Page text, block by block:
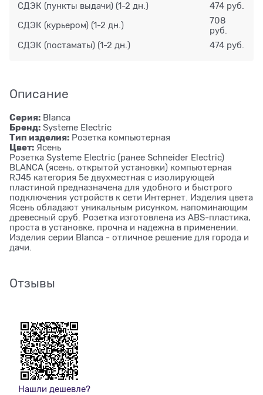
СДЭК (пункты выдачи) (1-2 дн.) 474 руб.
СДЭК (курьером) (1-2 дн.)
708
руб.
СДЭК (постаматы) (1-2 дн.) 474 руб.
Описание
Серия: Blanca
Бренд: Systeme Electric
Тип изделия: Розетка компьютерная
Цвет: Ясень
Розетка Systeme Electric (ранее Schneider Electric)
BLANCA (ясень, открытой установки) компьютерная
RJ45 категория 5е двухместная с изолирующей
пластиной предназначена для удобного и быстрого
подключения устройств к сети Интернет. Изделия цвета
Ясень обладают уникальным рисунком, напоминающим
древесный сруб. Розетка изготовлена из ABS-пластика,
проста в установке, прочна и надежна в применении.
Изделия серии Blanca - отличное решение для города и
дачи.
Отзывы
Нашли дешевле?